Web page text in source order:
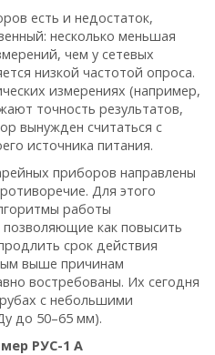
есть и недостаток,
несколько меньшая
чем у сетевых
низкой частотой опроса.
измерениях (например,
точность результатов,
вынужден считаться с
источника питания.
приборов направлены
Для этого
работы
как повысить
срок действия
выше причинам
востребованы. Их сегодня
с небольшими
до 50–65 мм).
РУС-1 А